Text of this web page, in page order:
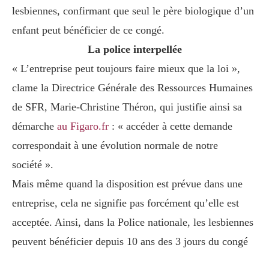
lesbiennes, confirmant que seul le père biologique d’un
enfant peut bénéficier de ce congé.
La police interpellée
« L’entreprise peut toujours faire mieux que la loi »,
clame la Directrice Générale des Ressources Humaines
de SFR, Marie-Christine Théron, qui justifie ainsi sa
démarche au Figaro.fr : « accéder à cette demande
correspondait à une évolution normale de notre
société ».
Mais même quand la disposition est prévue dans une
entreprise, cela ne signifie pas forcément qu’elle est
acceptée. Ainsi, dans la Police nationale, les lesbiennes
peuvent bénéficier depuis 10 ans des 3 jours du congé